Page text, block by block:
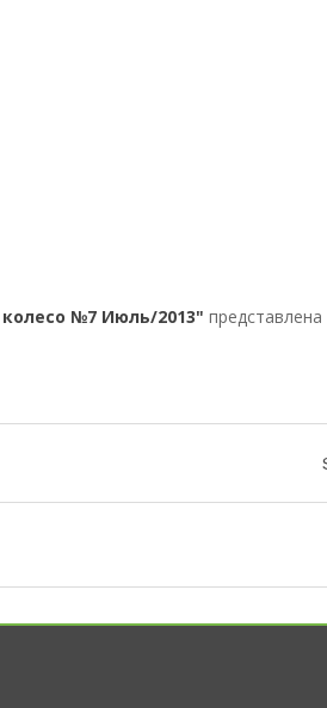
колесо №7 Июль/2013"